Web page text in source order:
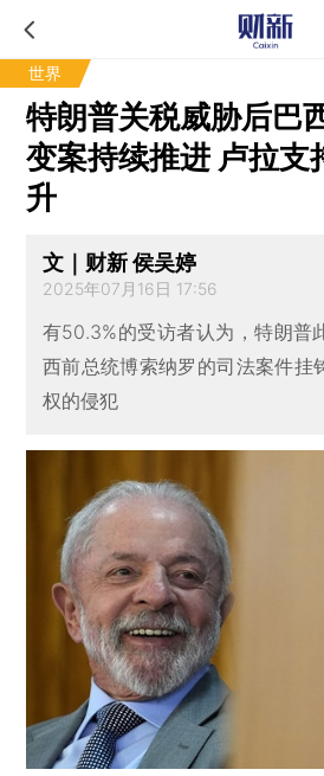
世界
特朗普关税威胁后巴
变案持续推进 卢拉支
升
文｜财新 侯吴婷
2025年07月16日 17:56
有50.3%的受访者认为，特朗普
西前总统博索纳罗的司法案件挂
权的侵犯